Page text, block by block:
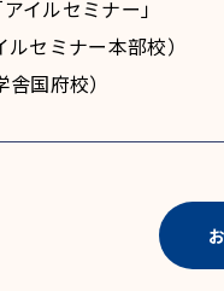
イルセミナー」
セミナー本部校）
国府校）